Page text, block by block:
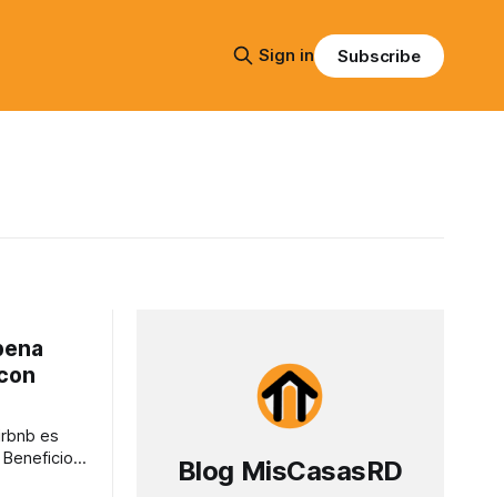
Sign in Subscribe
es
Blog MisCasasRD